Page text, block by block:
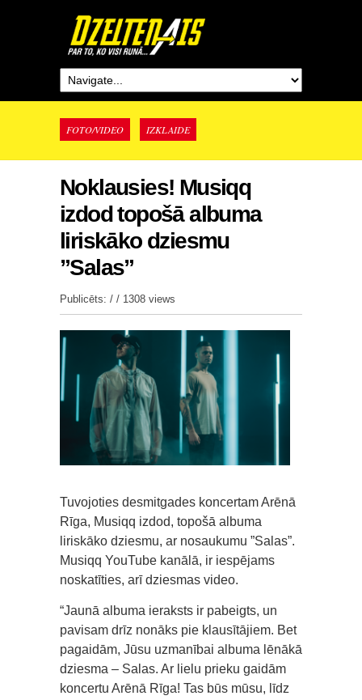
FOTO/VIDEO IZKLAIDE
Noklausies! Musiqq
izdod topošā albuma
liriskāko dziesmu
”Salas”
Publicēts: / / 1308 views
Tuvojoties desmitgades koncertam Arēnā
Rīga, Musiqq izdod, topošā albuma
liriskāko dziesmu, ar nosaukumu ”Salas”.
Musiqq YouTube kanālā, ir iespējams
noskatīties, arī dziesmas video.
“Jaunā albuma ieraksts ir pabeigts, un
pavisam drīz nonāks pie klausītājiem. Bet
pagaidām, Jūsu uzmanībai albuma lēnākā
dziesma – Salas. Ar lielu prieku gaidām
koncertu Arēnā Rīga! Tas būs mūsu, līdz